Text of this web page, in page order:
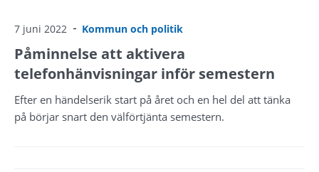
7 juni 2022 Kommun och politik
Påminnelse att aktivera
telefonhänvisningar inför semestern
Efter en händelserik start på året och en hel del att tänka
på börjar snart den välförtjänta semestern.